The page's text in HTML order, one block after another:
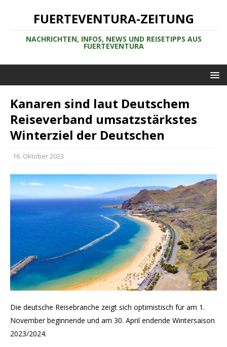
FUERTEVENTURA-ZEITUNG
NACHRICHTEN, INFOS, NEWS UND REISETIPPS AUS
FUERTEVENTURA
Kanaren sind laut Deutschem
Reiseverband umsatzstärkstes
Winterziel der Deutschen
16. Oktober 2023
Die deutsche Reisebranche zeigt sich optimistisch für am 1.
November beginnende und am 30. April endende Wintersaison
2023/2024.